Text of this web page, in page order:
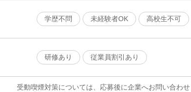
学歴不問
未経験者OK 高校生不可
研修あり
従業員割引あり
受動喫煙対策については、応募後に企業へお問い合わ